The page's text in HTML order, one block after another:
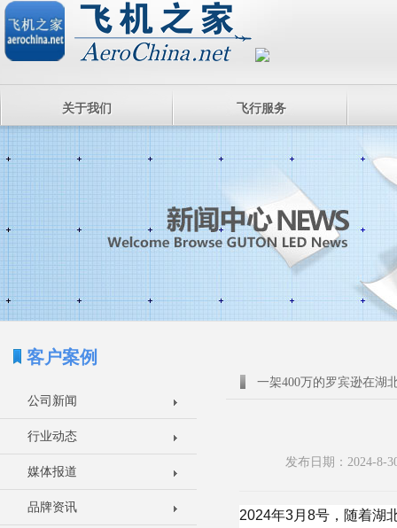
关于我们 飞行服务
客户案例
公司新闻
行业动态
媒体报道
品牌资讯
一架400万的罗宾逊在湖
发布日期：2024-8-
2024年3月8号，随着湖